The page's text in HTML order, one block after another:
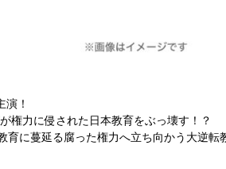
！
権力に侵された日本教育をぶっ壊す！？
育に蔓延る腐った権力へ立ち向かう大逆転